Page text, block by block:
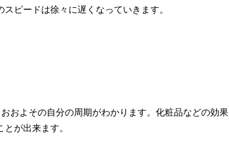
ピードは徐々に遅くなっていきます。
およその自分の周期がわかります。化粧品などの効果
が出来ます。